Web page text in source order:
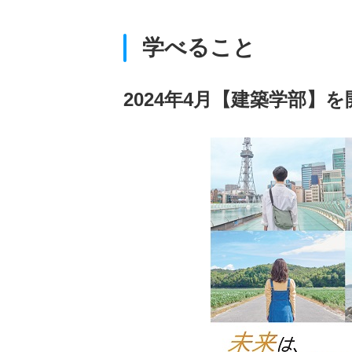
学べること
2024年4月【建築学部】を